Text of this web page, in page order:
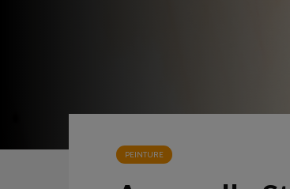
PEINTURE